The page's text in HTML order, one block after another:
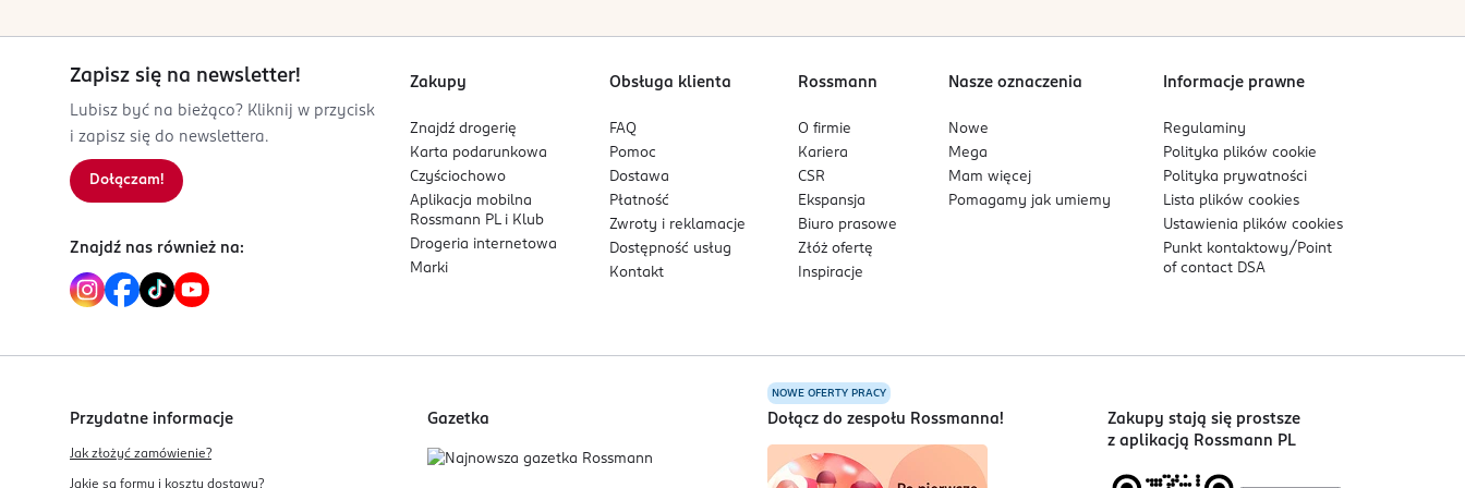
Sortowanie wgdata: od najnowszej
Zapisz się na newsletter!
Lubisz być na bieżąco? Kliknij w przycisk
i zapisz się do newslettera.
Dołączam!
Znajdź nas również na:
Zakupy
Znajdź drogerię
Karta podarunkowa
Czyściochowo
Aplikacja mobilna
Rossmann PL i Klub
Drogeria internetowa
Marki
Obsługa klienta
FAQ
Pomoc
Dostawa
Płatność
Zwroty i reklamacje
Dostępność usług
Kontakt
Rossmann
O firmie
Kariera
CSR
Ekspansja
Biuro prasowe
Złóż ofertę
Inspiracje
Nasze oznaczenia
Nowe
Mega
Mam więcej
Pomagamy jak umiemy
Informacje prawne
Regulaminy
Polityka plikówcookie
Polityka prywatności
Lista plikówcookies
Ustawienia plikówcookies
Punkt kontaktowy/ Point
of contact DSA
Przydatne informacje
Jak złożyć zamówienie?
Jakie są formy i koszty dostawy?
Gazetka
NOWE OFERTY PRACY
Dołącz do zespołu Rossmanna!
Zakupy stają się prostsze
z aplikacją Rossmann PL